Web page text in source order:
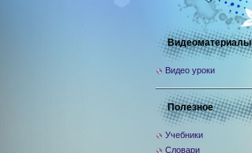
Видеоматериалы
Видео уроки
Полезное
Учебники
Словари